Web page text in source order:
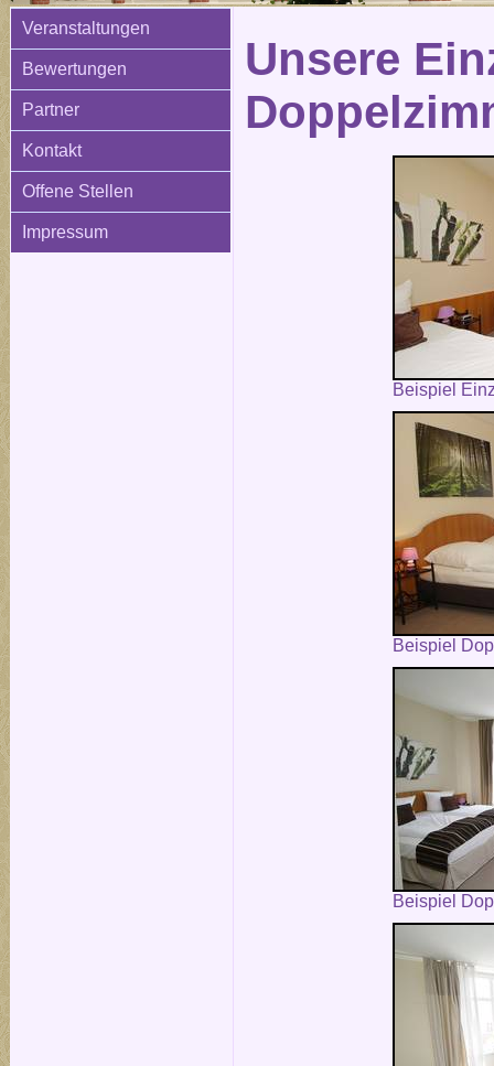
Veranstaltungen
Bewertungen
Partner
Kontakt
Offene Stellen
Impressum
Unsere
Beispiel
Beispiel
Beispiel